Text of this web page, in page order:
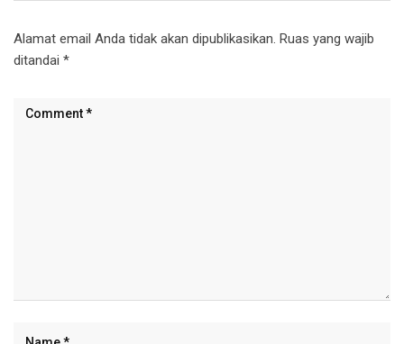
Alamat email Anda tidak akan dipublikasikan. Ruas yang wajib
ditandai *